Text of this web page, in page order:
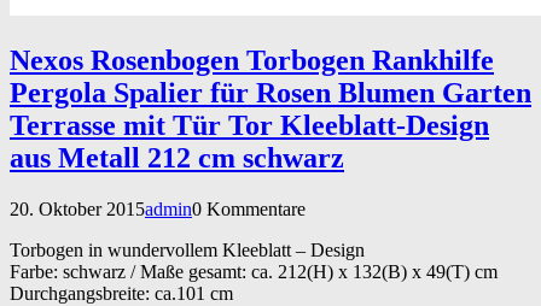
Nexos Rosenbogen Torbogen Rankhilfe
Pergola Spalier für Rosen Blumen Garten
Terrasse mit Tür Tor Kleeblatt-Design
aus Metall 212 cm schwarz
20. Oktober 2015admin0 Kommentare
Torbogen in wundervollem Kleeblatt – Design
Farbe: schwarz / Maße gesamt: ca. 212(H) x 132(B) x 49(T) cm
Durchgangsbreite: ca.101 cm